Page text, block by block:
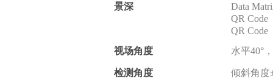
景深
Data
QR Code
QR Code
视场角度
水平40°
检测角度 倾斜角度